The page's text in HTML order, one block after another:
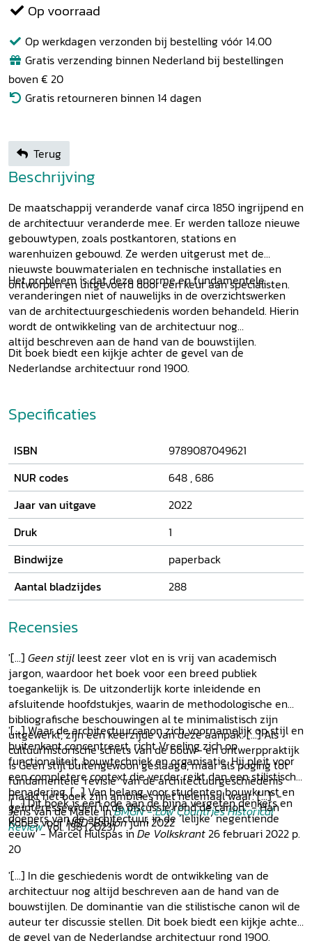
Op voorraad
Op werkdagen verzonden bij bestelling vóór 14.00
Gratis verzending binnen Nederland bij bestellingen
boven € 20
Gratis retourneren binnen 14 dagen
Terug
Beschrijving
De maatschappij veranderde vanaf circa 1850 ingrijpend en
de architectuur veranderde mee. Er werden talloze nieuwe
gebouwtypen, zoals postkantoren, stations en
warenhuizen gebouwd. Ze werden uitgerust met de
nieuwste bouwmaterialen en technische installaties en
ontworpen en uitgevoerd door een keur aan specialisten.
Het probleem is dat deze enorme en fundamentele
veranderingen niet of nauwelijks in de overzichtswerken
van de architectuurgeschiedenis worden behandeld. Hierin
wordt de ontwikkeling van de architectuur nog
altijd beschreven aan de hand van de bouwstijlen.
Dit boek biedt een kijkje achter de gevel van de
Nederlandse architectuur rond 1900.
Specificaties
ISBN
9789087049621
NUR codes
648 ,686
Jaar van uitgave
2022
Druk
1
Bindwijze
paperback
Aantal bladzijdes
288
Recensies
'[...] Geen stijl leest zeer vlot en is vrij van academisch
jargon, waardoor het boek voor een breed publiek
toegankelijk is. De uitzonderlijk korte inleidende en
afsluitende hoofdstukjes, waarin de methodologische en
bibliografische beschouwingen al te minimalistisch zijn
uitgewerkt, zijn een keerzijde van deze aanpak. [...] Als
cultuurhistorische schets van de bouw- en ontwerppraktijk
is Geen stijl buitengewoon geslaagd, maar als poging tot
fundamentele ‘revisie’ van de architectuurgeschiedenis
maakt het boek zijn ambities niet helemaal waar. [...]' -
Jens van de Maele inBMGN - Low Countries Historical
ReviewVol. 138 (2023)
'[...] Waar de architectuurcanon zich voornamelijk op stijl en
buitenkant concentreert, richt Vreeling zich op
functionaliteit, bouwtechniek en organisatie. Hij pleit voor
een completere context die verder reikt dan een stilistische
benadering. [...] Van belang voor studenten bouwkunst en
geïnteresseerden in de discussie rond de canon.' - Han
Kobes voorNBD-Biblionjuni 2022
'[...] Dit boek is een ode aan de bijna vergeten denkers en
doeners van de architectuur, in de ‘lelijke’ negentiende
eeuw' - Marcel Hulspas in De Volkskrant26 februari 2022 p.
20
'[...] In die geschiedenis wordt de ontwikkeling van de
architectuur nog altijd beschreven aan de hand van de
bouwstijlen. De dominantie van die stilistische canon wil de
auteur ter discussie stellen. Dit boek biedt een kijkje achter
de gevel van de Nederlandse architectuur rond 1900.